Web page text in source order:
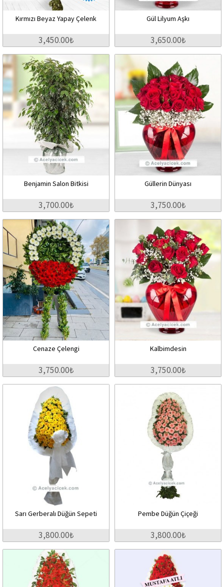
Kırmızı Beyaz Yapay Çelenk
3,450.00₺
Gül Lilyum Aşkı
3,650.00₺
Benjamin Salon Bitkisi
3,700.00₺
Güllerin Dünyası
3,750.00₺
Cenaze Çelengi
3,750.00₺
Kalbimdesin
3,750.00₺
Sarı Gerberalı Düğün Sepeti
3,800.00₺
Pembe Düğün Çiçeği
3,800.00₺